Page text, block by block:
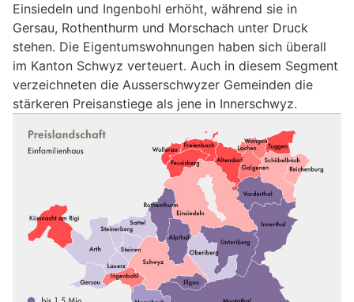
Einsiedeln und Ingenbohl erhöht, während sie in
Gersau, Rothenthurm und Morschach unter Druck
stehen. Die Eigentumswohnungen haben sich überall
im Kanton Schwyz verteuert. Auch in diesem Segment
verzeichneten die Ausserschwyzer Gemeinden die
stärkeren Preisanstiege als jene in Innerschwyz.